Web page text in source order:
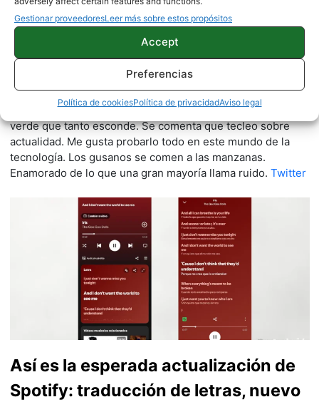
Gestionar proveedoresLeer más sobre estos propósitos
Accept
Preferencias
Política de cookiesPolítica de privacidadAviso legal
Quelian Sanz
11059 artículos publicados en ProAndroid desde 2020.
Redactor en Pro Android | Apasionado de ese Androide
verde que tanto esconde. Se comenta que tecleo sobre
actualidad. Me gusta probarlo todo en este mundo de la
tecnología. Los gusanos se comen a las manzanas.
Enamorado de lo que una gran mayoría llama ruido. Twitter
Así es la esperada actualización de
Spotify: traducción de letras, nuevo